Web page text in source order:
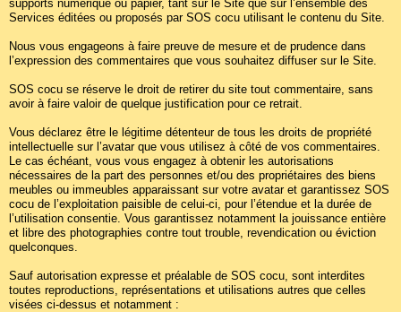
supports numérique ou papier, tant sur le Site que sur l’ensemble des
Services éditées ou proposés par SOS cocu utilisant le contenu du Site.
Nous vous engageons à faire preuve de mesure et de prudence dans
l’expression des commentaires que vous souhaitez diffuser sur le Site.
SOS cocu se réserve le droit de retirer du site tout commentaire, sans
avoir à faire valoir de quelque justification pour ce retrait.
Vous déclarez être le légitime détenteur de tous les droits de propriété
intellectuelle sur l’avatar que vous utilisez à côté de vos commentaires.
Le cas échéant, vous vous engagez à obtenir les autorisations
nécessaires de la part des personnes et/ou des propriétaires des biens
meubles ou immeubles apparaissant sur votre avatar et garantissez SOS
cocu de l’exploitation paisible de celui-ci, pour l’étendue et la durée de
l’utilisation consentie. Vous garantissez notamment la jouissance entière
et libre des photographies contre tout trouble, revendication ou éviction
quelconques.
Sauf autorisation expresse et préalable de SOS cocu, sont interdites
toutes reproductions, représentations et utilisations autres que celles
visées ci-dessus et notamment :